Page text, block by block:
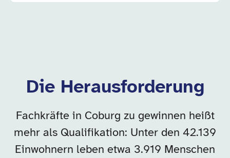
Die Herausforderung
Fachkräfte in Coburg zu gewinnen heißt
mehr als Qualifikation: Unter den 42.139
Einwohnern leben etwa 3.919 Menschen